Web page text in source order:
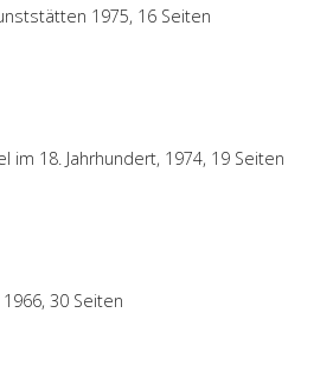
1975, 16 Seiten
18. Jahrhundert, 1974, 19 Seiten
30 Seiten